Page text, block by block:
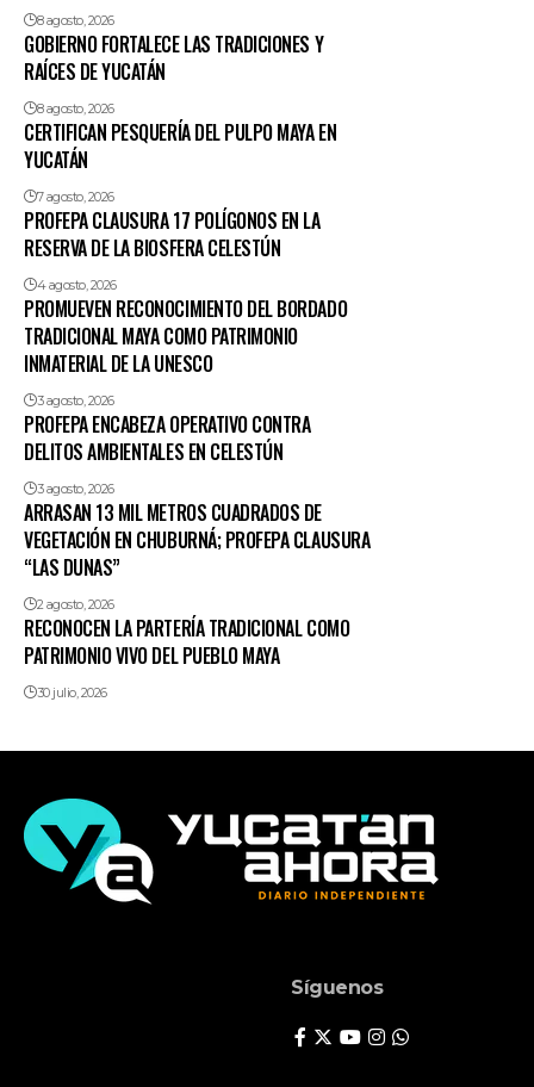
8 agosto, 2026
GOBIERNO FORTALECE LAS TRADICIONES Y
RAÍCES DE YUCATÁN
8 agosto, 2026
CERTIFICAN PESQUERÍA DEL PULPO MAYA EN
YUCATÁN
7 agosto, 2026
PROFEPA CLAUSURA 17 POLÍGONOS EN LA
RESERVA DE LA BIOSFERA CELESTÚN
4 agosto, 2026
PROMUEVEN RECONOCIMIENTO DEL BORDADO
TRADICIONAL MAYA COMO PATRIMONIO
INMATERIAL DE LA UNESCO
3 agosto, 2026
PROFEPA ENCABEZA OPERATIVO CONTRA
DELITOS AMBIENTALES EN CELESTÚN
3 agosto, 2026
ARRASAN 13 MIL METROS CUADRADOS DE
VEGETACIÓN EN CHUBURNÁ; PROFEPA CLAUSURA
“LAS DUNAS”
2 agosto, 2026
RECONOCEN LA PARTERÍA TRADICIONAL COMO
PATRIMONIO VIVO DEL PUEBLO MAYA
30 julio, 2026
Síguenos